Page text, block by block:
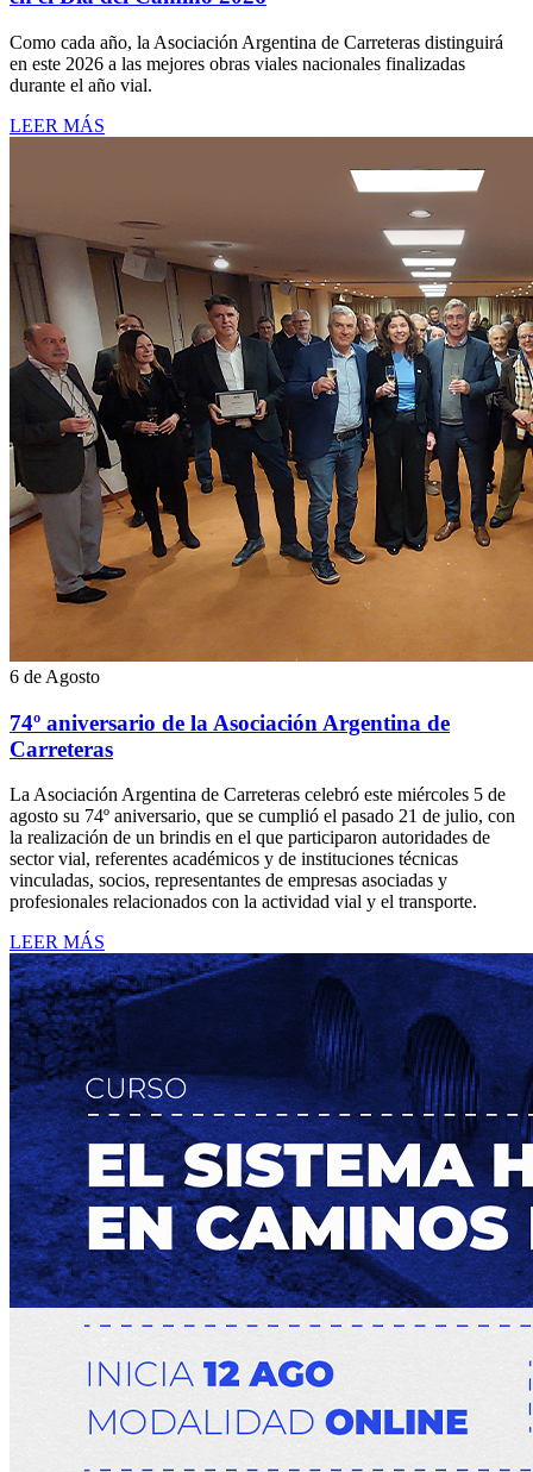
Como cada año, la Asociación Argentina de Carreteras distinguirá
en este 2026 a las mejores obras viales nacionales finalizadas
durante el año vial.
LEER MÁS
6 de Agosto
74º aniversario de la Asociación Argentina de
Carreteras
La Asociación Argentina de Carreteras celebró este miércoles 5 de
agosto su 74º aniversario, que se cumplió el pasado 21 de julio, con
la realización de un brindis en el que participaron autoridades de
sector vial, referentes académicos y de instituciones técnicas
vinculadas, socios, representantes de empresas asociadas y
profesionales relacionados con la actividad vial y el transporte.
LEER MÁS